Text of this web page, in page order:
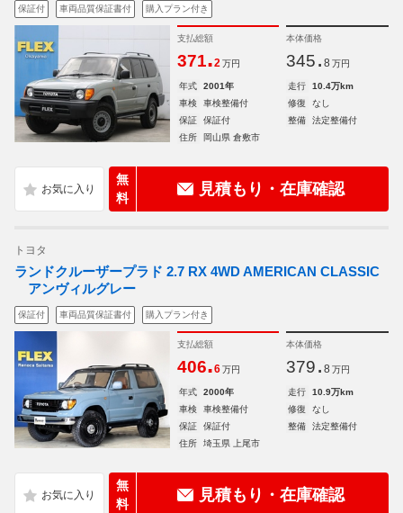
保証付 車両品質保証書付 購入プラン付き
支払総額
371.2 万円
本体価格
345. 8 万円
年式 2001年 走行
10.4万km
車検
車検整備付 修復
なし
保証
保証付 整備
法定整備付
住所
岡山県 倉敷市
無
料
見積もり・在庫確認
トヨタ
ランドクルーザープラド 2.7 RX 4WD AMERICAN CLASSIC
アンヴィルグレー
保証付 車両品質保証書付 購入プラン付き
支払総額
406.6 万円
本体価格
379. 8 万円
年式 2000年 走行
10.9万km
車検
車検整備付 修復
なし
保証
保証付 整備
法定整備付
住所
埼玉県 上尾市
無
料
見積もり・在庫確認